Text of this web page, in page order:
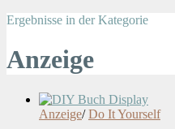
Ergebnisse in der Kategorie
Anzeige
Anzeige/ Do It Yourself